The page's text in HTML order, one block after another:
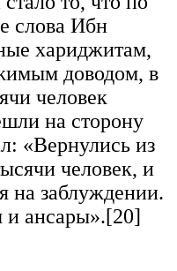
слова Ибн
хариджитам,
доводом, в
человек
на сторону
«Вернулись из
человек, и
на заблуждении.
ансары».[20]